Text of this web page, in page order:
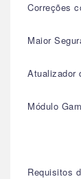
Correções
Maior
Atualizador
Módulo
Requisitos